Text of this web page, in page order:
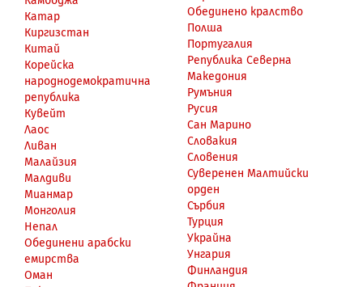
Катар
Киргизстан
Китай
Корейска
народнодемократична
република
Кувейт
Лаос
Ливан
Малайзия
Малдиви
Мианмар
Монголия
Непал
Обединени арабски
емирства
Оман
Обединено кралство
Полша
Португалия
Република Северна
Македония
Румъния
Русия
Сан Марино
Словакия
Словения
Суверенен Малтийски
орден
Сърбия
Турция
Украйна
Унгария
Финландия